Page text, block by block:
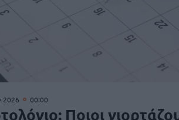
2026 00:00
Ποιοι